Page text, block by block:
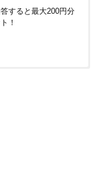
すると最大200円分
！
で最大98,300